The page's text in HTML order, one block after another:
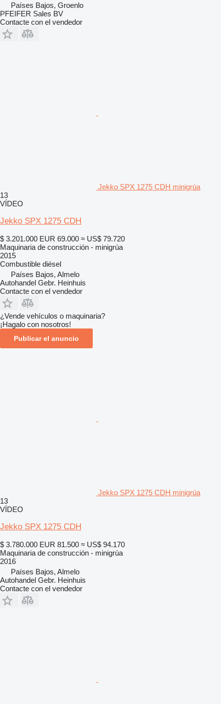
Países Bajos, Groenlo
PFEIFER Sales BV
Contacte con el vendedor
Jekko SPX 1275 CDH minigrúa
13
VÍDEO
Jekko SPX 1275 CDH
$ 3.201.000 EUR 69.000 ≈ US$ 79.720
Maquinaria de construcción - minigrúa
2015
Combustible diésel
Países Bajos, Almelo
Autohandel Gebr. Heinhuis
Contacte con el vendedor
¿Vende vehículos o maquinaria?
¡Hagalo con nosotros!
Publicar el anuncio
Jekko SPX 1275 CDH minigrúa
13
VÍDEO
Jekko SPX 1275 CDH
$ 3.780.000 EUR 81.500 ≈ US$ 94.170
Maquinaria de construcción - minigrúa
2016
Países Bajos, Almelo
Autohandel Gebr. Heinhuis
Contacte con el vendedor